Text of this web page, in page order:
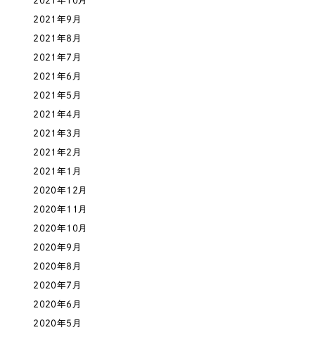
オレンジ・橙色
イエロー・黄色
グリーン・緑色
ブルー・青色
パープル・紫色
ピンク・桃色
2021年9月
2021年8月
2021年7月
2021年6月
2021年5月
2021年4月
2021年3月
2021年2月
2021年1月
2020年12月
2020年11月
2020年10月
2020年9月
2020年8月
2020年7月
2020年6月
2020年5月